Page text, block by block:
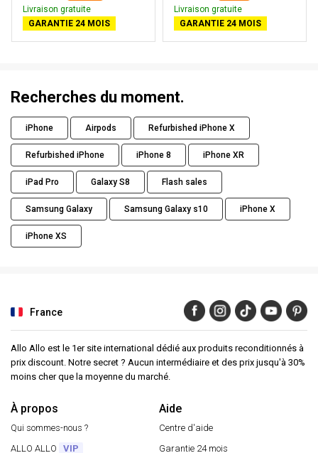
Livraison gratuite
GARANTIE 24 MOIS
Livraison gratuite
GARANTIE 24 MOIS
Recherches du moment.
iPhone Airpods Refurbished iPhone X
Refurbished iPhone iPhone 8 iPhone XR
iPad Pro Galaxy S8 Flash sales
Samsung Galaxy Samsung Galaxy s10 iPhone X
iPhone XS
France
Allo Allo est le 1er site international dédié aux produits reconditionnés à
prix discount. Notre secret ? Aucun intermédiaire et des prix jusqu'à 30%
moins cher que la moyenne du marché.
À propos
Qui sommes-nous ?
ALLO ALLO
VIP
Aide
Centre d'aide
Garantie 24 mois